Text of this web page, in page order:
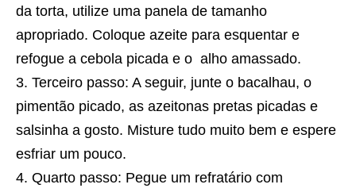
da torta, utilize uma panela de tamanho
apropriado. Coloque azeite para esquentar e
refogue a cebola picada e o alho amassado.
Terceiro passo: A seguir, junte o bacalhau, o
pimentão picado, as azeitonas pretas picadas e
salsinha a gosto. Misture tudo muito bem e espere
esfriar um pouco.
Quarto passo: Pegue um refratário com